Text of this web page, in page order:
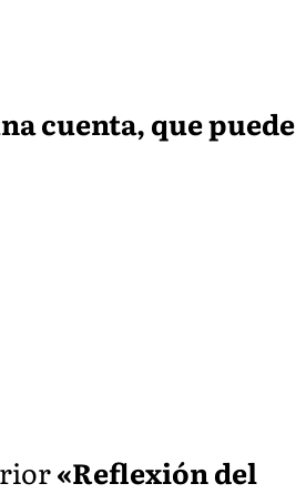
cuenta, que puede
«Reflexión del